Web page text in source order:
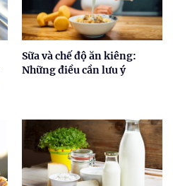
Sữa và chế độ ăn kiêng:
Những điều cần lưu ý